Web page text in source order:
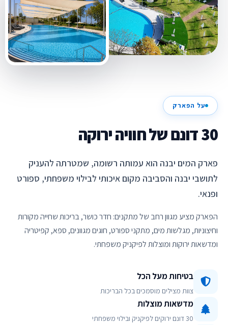
על הפארק
30 דונם של חוויה ירוקה
פארק המים יבנה הוא עמותה רשומה, שמטרתה להעניק
לתושבי יבנה והסביבה מקום איכותי לבילוי משפחתי, ספורט
ופנאי.
הפארק מציע מגוון רחב של מתקנים: חדר כושר, בריכות שחייה מקורות
וחיצוניות, מגלשות מים, מתקני ספורט, חוגים מגוונים, ספא, קפיטריה
ומדשאות ירוקות ומוצלות לפיקניק משפחתי.
בטיחות מעל הכל
צוות מצילים מוסמכים בכל הבריכות
מדשאות מוצלות
30 דונם ירוקים לפיקניק ובילוי משפחתי